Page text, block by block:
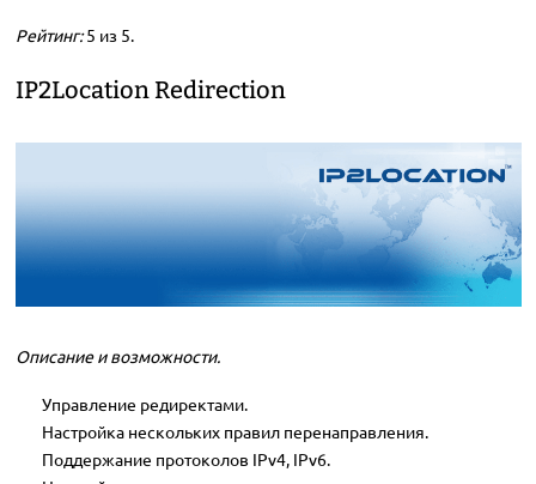
Рейтинг:5 из 5.
IP2Location Redirection
Описание и возможности.
Управление редиректами.
Настройка нескольких правил перенаправления.
Поддержание протоколов IPv4, IPv6.